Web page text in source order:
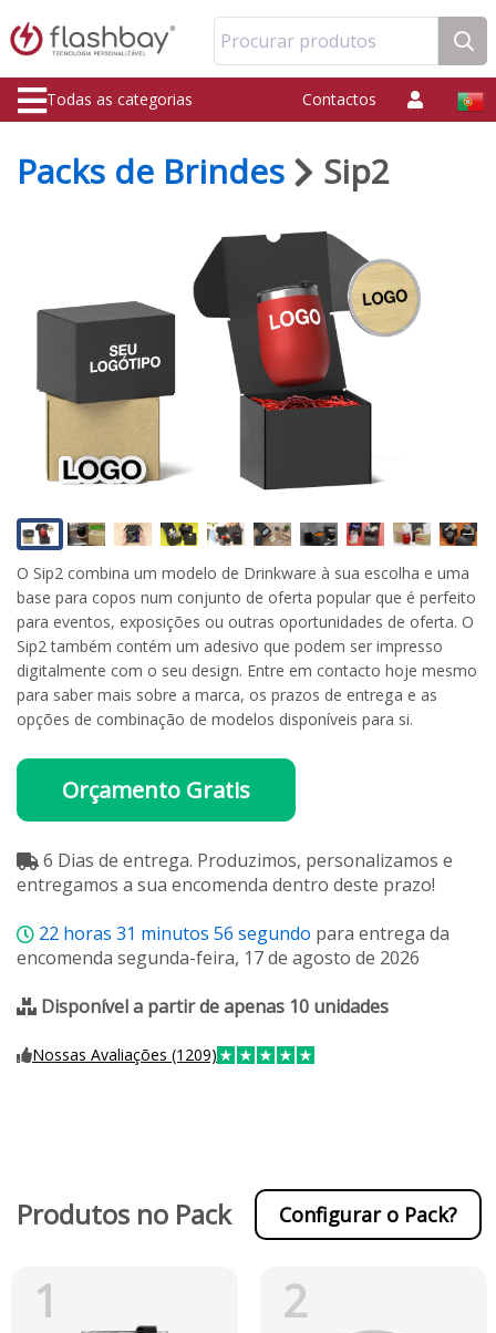
Procurar produtos
Todas as categorias Contactos
Packs de Brindes Sip2
O Sip2 combina um modelo de Drinkware à sua escolha e uma
base para copos num conjunto de oferta popular que é perfeito
para eventos, exposições ou outras oportunidades de oferta. O
Sip2 também contém um adesivo que podem ser impresso
digitalmente com o seu design. Entre em contacto hoje mesmo
para saber mais sobre a marca, os prazos de entrega e as
opções de combinação de modelos disponíveis para si.
Orçamento Gratis
6 Dias de entrega. Produzimos, personalizamos e
entregamos a sua encomenda dentro deste prazo!
22 horas 31 minutos 56 segundo para entrega da
encomenda segunda-feira, 17 de agosto de 2026
Disponível a partir de apenas 10 unidades
Nossas Avaliações (1209)
Produtos no Pack Configurar o Pack?
1 2